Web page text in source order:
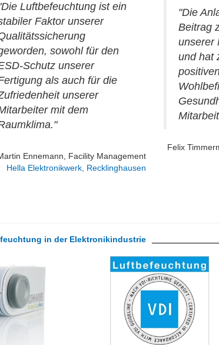
Luftbefeuchtung ist ein
Faktor unserer
sowohl für den
Schutz unserer
als auch für die
unserer
mit dem
Ennemann, Facility Management
Hella Elektronikwerk, Recklinghausen
"Die
Beitrag
unserer
und hat
Felix
in der Elektronikindustrie